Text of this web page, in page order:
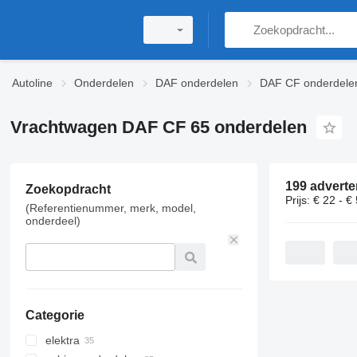
Autoline Onderdelen DAF onderdelen DAF CF
Vrachtwagen DAF CF 65 onderdelen
Zoekopdracht
(Referentienummer, merk, model,
onderdeel)
Categorie
elektra
199
Prijs: € 22 - €